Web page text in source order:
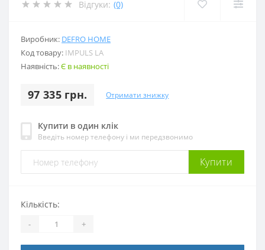
Відгуки: (0)
Виробник: DEFRO HOME
Код товару: IMPULS LA
Наявність:Є в наявності
97 335 грн. Отримати знижку
Купити в один клік
Введіть номер телефону і ми передзвонимо
Купити
Кількість:
- +